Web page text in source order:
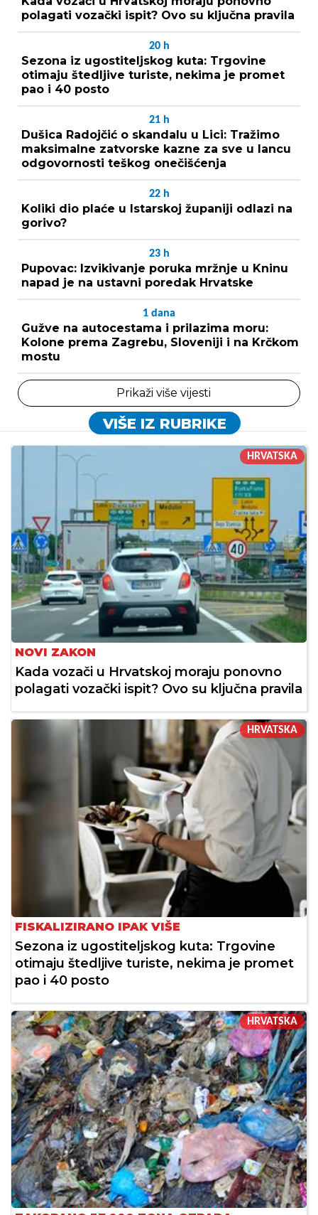
polagati vozački ispit? Ovo su ključna pravila
20 h
Sezona iz ugostiteljskog kuta: Trgovine
otimaju štedljive turiste, nekima je promet
pao i 40 posto
21 h
Dušica Radojčić o skandalu u Lici: Tražimo
maksimalne zatvorske kazne za sve u lancu
odgovornosti teškog onečišćenja
22 h
Koliki dio plaće u Istarskoj županiji odlazi na
gorivo?
23 h
Pupovac: Izvikivanje poruka mržnje u Kninu
napad je na ustavni poredak Hrvatske
1 dana
Gužve na autocestama i prilazima moru:
Kolone prema Zagrebu, Sloveniji i na Krčkom
mostu
Prikaži više vijesti
VIŠE IZ RUBRIKE
HRVATSKA
NOVI ZAKON
Kada vozači u Hrvatskoj moraju ponovno
polagati vozački ispit? Ovo su ključna pravila
HRVATSKA
FISKALIZIRANO IPAK VIŠE
Sezona iz ugostiteljskog kuta: Trgovine
otimaju štedljive turiste, nekima je promet
pao i 40 posto
HRVATSKA